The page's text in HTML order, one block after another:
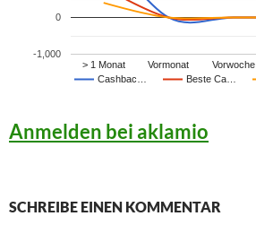
Cashbac… Beste Ca…
> 1 Monat Vormonat Vorwoche
-1,000
0
Anmelden bei aklamio
SCHREIBE EINEN KOMMENTAR